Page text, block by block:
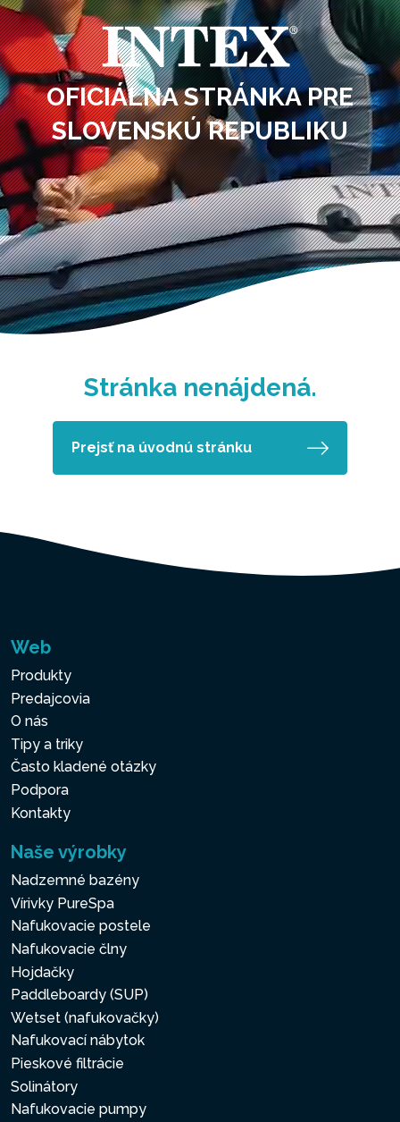
OFICIÁLNA STRÁNKA PRE
SLOVENSKÚ REPUBLIKU
Stránka nenájdená.
Prejsť na úvodnú stránku
Web
Produkty
Predajcovia
O nás
Tipy a triky
Často kladené otázky
Podpora
Kontakty
Naše výrobky
Nadzemné bazény
Vírivky PureSpa
Nafukovacie postele
Nafukovacie člny
Hojdačky
Paddleboardy (SUP)
Wetset (nafukovačky)
Nafukovací nábytok
Pieskové filtrácie
Solinátory
Nafukovacie pumpy